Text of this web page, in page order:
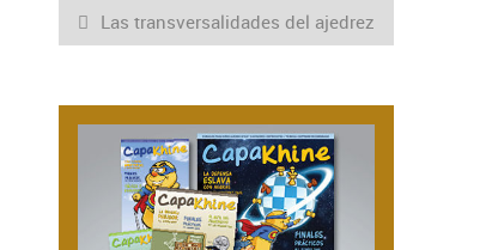
Las transversalidades del ajedrez